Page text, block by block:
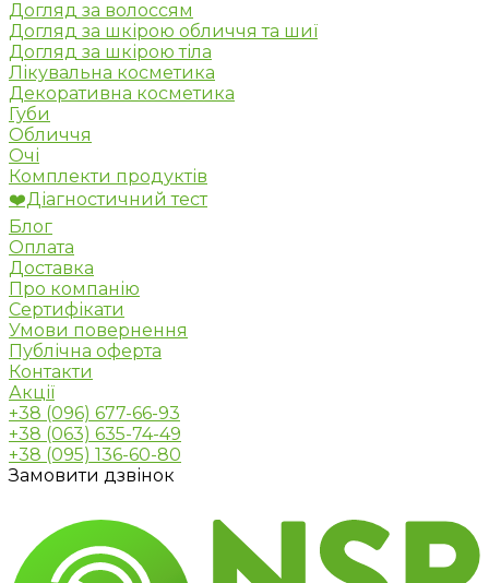
Догляд за волоссям
Догляд за шкірою обличчя та шиї
Догляд за шкірою тіла
Лікувальна косметика
Декоративна косметика
Губи
Обличчя
Очі
Комплекти продуктів
❤️Діагностичний тест
Блог
Оплата
Доставка
Про компанію
Сертифікати
Умови повернення
Публічна оферта
Контакти
Акції
+38 (096) 677-66-93
+38 (063) 635-74-49
+38 (095) 136-60-80
Замовити дзвінок